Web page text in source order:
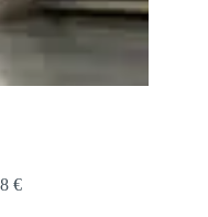
€Price